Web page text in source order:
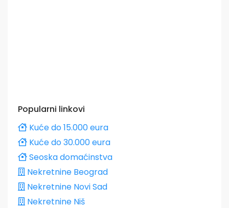
Popularni linkovi
Kuće do 15.000 eura
Kuće do 30.000 eura
Seoska domaćinstva
Nekretnine Beograd
Nekretnine Novi Sad
Nekretnine Niš